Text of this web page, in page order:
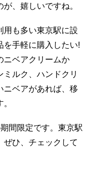
、嬉しいですね。
用も多い東京駅に設
を手軽に購入したい!
ニベアクリームか
ルク、ハンドクリ
ニベアがあれば、移
間限定です。東京駅
ぜひ、チェックして